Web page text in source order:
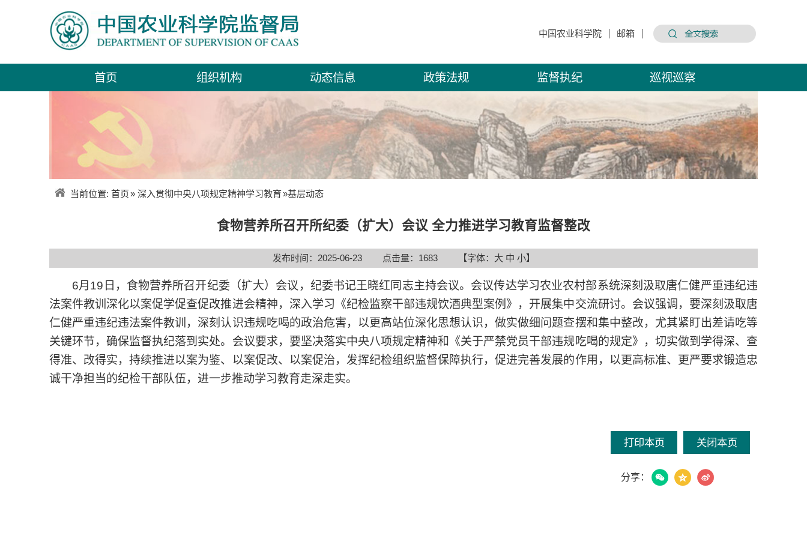
中国农业科学院 邮箱
首页 组织机构 动态信息 政策法规 监督执纪 巡视巡察
当前位置: 首页» 深入贯彻中央八项规定精神学习教育»基层动态
食物营养所召开所纪委（扩大）会议 全力推进学习教育监督整改
发布时间：2025-06-23 点击量： 1683 【字体： 大 中 小】
6月19日，食物营养所召开纪委（扩大）会议，纪委书记王晓红同志主持会议。会议传达学习农业农村部系统深刻汲取唐仁健严重违纪违
法案件教训深化以案促学促查促改推进会精神，深入学习《纪检监察干部违规饮酒典型案例》，开展集中交流研讨。会议强调，要深刻汲取唐
仁健严重违纪违法案件教训，深刻认识违规吃喝的政治危害，以更高站位深化思想认识，做实做细问题查摆和集中整改，尤其紧盯出差请吃等
关键环节，确保监督执纪落到实处。会议要求，要坚决落实中央八项规定精神和《关于严禁党员干部违规吃喝的规定》，切实做到学得深、查
得准、改得实，持续推进以案为鉴、以案促改、以案促治，发挥纪检组织监督保障执行，促进完善发展的作用，以更高标准、更严要求锻造忠
诚干净担当的纪检干部队伍，进一步推动学习教育走深走实。
打印本页 关闭本页
分享：